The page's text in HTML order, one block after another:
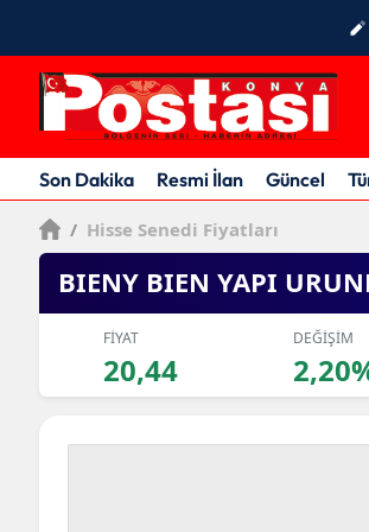
Son Dakika Resmi İlan Güncel
/ Hisse Senedi Fiyatları
BIENY BIEN YAPI
FİYAT
20,44
DEĞİŞİM